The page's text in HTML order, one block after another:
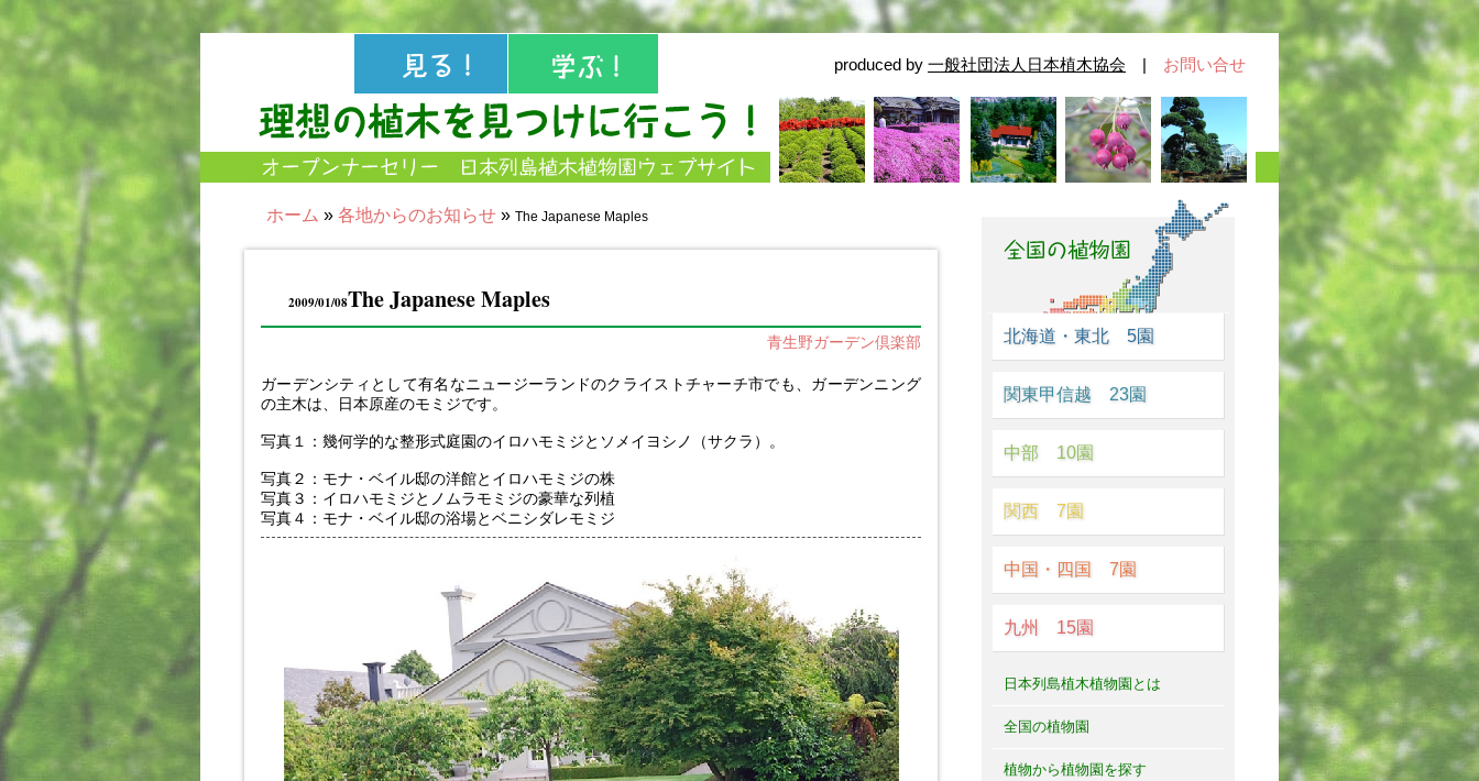
produced by 一般社団法人日本植木協会 | お問い合せ
ホーム » 各地からのお知らせ » The Japanese Maples
2009/01/08The Japanese Maples
青生野ガーデン倶楽部
ガーデンシティとして有名なニュージーランドのクライストチャーチ市でも、ガーデンニング
の主木は、日本原産のモミジです。
写真１：幾何学的な整形式庭園のイロハモミジとソメイヨシノ（サクラ）。
写真２：モナ・ベイル邸の洋館とイロハモミジの株
写真３：イロハモミジとノムラモミジの豪華な列植
写真４：モナ・ベイル邸の浴場とベニシダレモミジ
北海道・東北 5園
関東甲信越 23園
中部 10園
関西 7園
中国・四国 7園
九州 15園
日本列島植木植物園とは
全国の植物園
植物から植物園を探す